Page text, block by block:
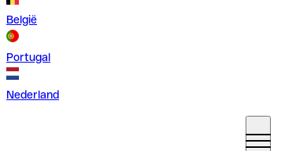
België
Portugal
Nederland